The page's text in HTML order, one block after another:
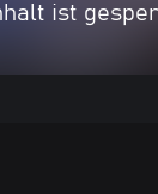
ist